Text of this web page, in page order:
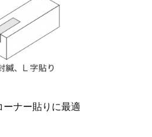
ナー貼りに最適